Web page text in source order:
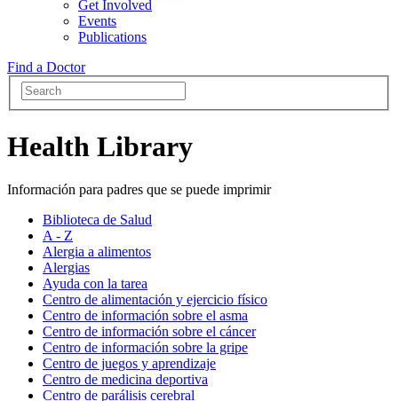
Get Involved
Events
Publications
Find a Doctor
Health Library
Información para padres que se puede imprimir
Biblioteca de Salud
A - Z
Alergia a alimentos
Alergias
Ayuda con la tarea
Centro de alimentación y ejercicio físico
Centro de información sobre el asma
Centro de información sobre el cáncer
Centro de información sobre la gripe
Centro de juegos y aprendizaje
Centro de medicina deportiva
Centro de parálisis cerebral